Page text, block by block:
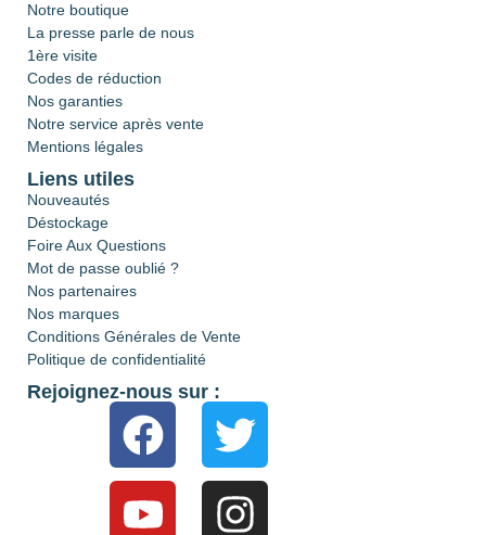
Notre boutique
La presse parle de nous
1ère visite
Codes de réduction
Nos garanties
Notre service après vente
Mentions légales
Liens utiles
Nouveautés
Déstockage
Foire Aux Questions
Mot de passe oublié ?
Nos partenaires
Nos marques
Conditions Générales de Vente
Politique de confidentialité
Rejoignez-nous sur :